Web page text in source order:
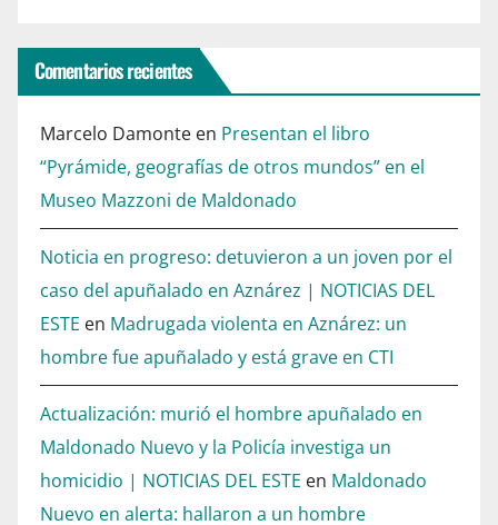
Comentarios recientes
Marcelo Damonte en Presentan el libro
“Pyrámide, geografías de otros mundos” en el
Museo Mazzoni de Maldonado
Noticia en progreso: detuvieron a un joven por el
caso del apuñalado en Aznárez | NOTICIAS DEL
ESTE en Madrugada violenta en Aznárez: un
hombre fue apuñalado y está grave en CTI
Actualización: murió el hombre apuñalado en
Maldonado Nuevo y la Policía investiga un
homicidio | NOTICIAS DEL ESTE en Maldonado
Nuevo en alerta: hallaron a un hombre